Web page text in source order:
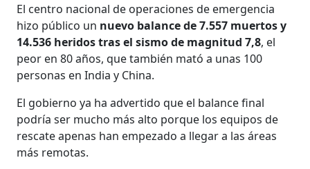
El centro nacional de operaciones de emergencia
hizo público un nuevo balance de 7.557 muertos y
14.536 heridos tras el sismo de magnitud 7,8, el
peor en 80 años, que también mató a unas 100
personas en India y China.
El gobierno ya ha advertido que el balance final
podría ser mucho más alto porque los equipos de
rescate apenas han empezado a llegar a las áreas
más remotas.